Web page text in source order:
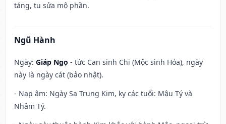
táng, tu sửa mộ phần.
Ngũ Hành
Ngày: Giáp Ngọ - tức Can sinh Chi (Mộc sinh Hỏa), ngày
này là ngày cát (bảo nhật).
- Nạp âm: Ngày Sa Trung Kim, kỵ các tuổi: Mậu Tý và
Nhâm Tý.